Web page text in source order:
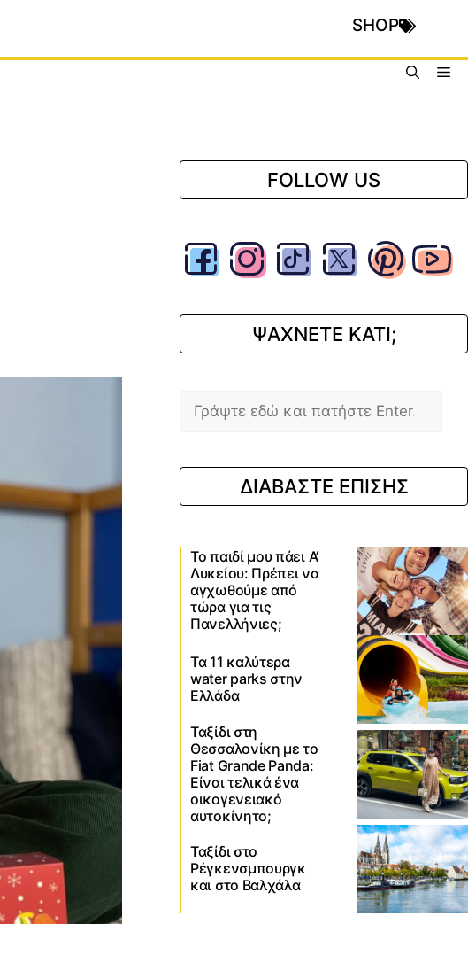
SHOP
FOLLOW US
ΨΑΧΝΕΤΕ ΚΑΤΙ;
ΔΙΑΒΑΣΤΕ ΕΠΙΣΗΣ
Το παιδί μου πάει Α’
Λυκείου: Πρέπει να
αγχωθούμε από
τώρα για τις
Πανελλήνιες;
Τα 11 καλύτερα
water parks στην
Ελλάδα
Ταξίδι στη
Θεσσαλονίκη με το
Fiat Grande Panda:
Είναι τελικά ένα
οικογενειακό
αυτοκίνητο;
Ταξίδι στο
Ρέγκενσμπουργκ
και στο Βαλχάλα